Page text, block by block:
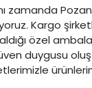
zamanda
Kargo
özel
duygusu